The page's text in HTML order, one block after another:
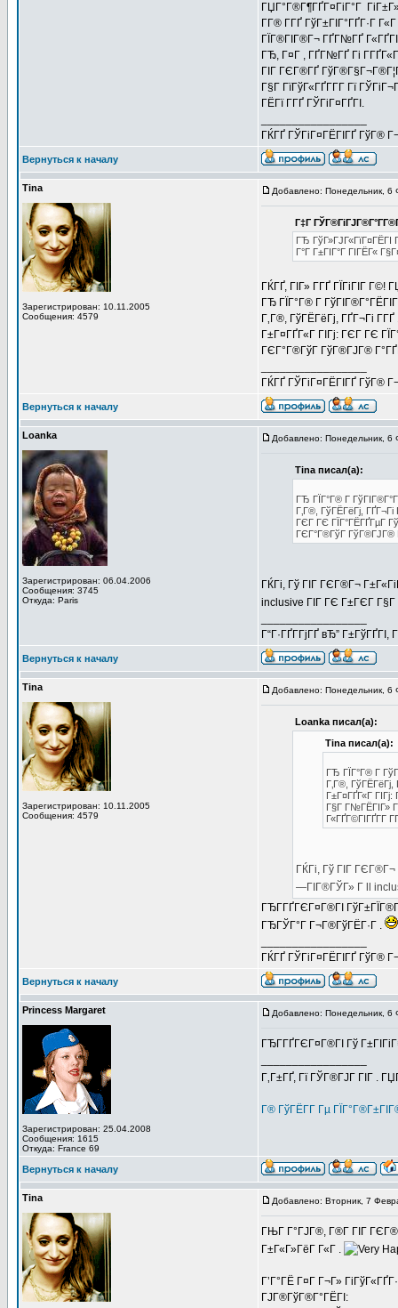
ГЏГ°Г®Г¶ГҐГ¤ГіГ°Г
Г­Г® Г­ГҐ ГўГ±ГІГ°ГҐГ·Г
ГЇГ®ГІГ®Г¬ ГҐГ№ГҐ
ГЂ, Г¤Г , ГҐГ№ГҐ Гі
ГІГ ГЄГ®ГҐ
Г§Г ГїГўГ«ГҐГ­Г­Г Гї
ГЁГї Г­ГҐ ГЎГіГ¤ГҐГІ.
ГЌГҐ ГЎГіГ¤ГЁГІГҐ ГўГ®
Вернуться к началу
Tina
Зарегистрирован: 10.11.2005
Сообщения: 4579
Добавлено: Понедельник, 6
Г‡Г
ГЂ ГўГ»ГЈГ«ГїГ¤ГЁГІ
Г°Г Г±ГІГ°Г ГІГЁГ«
ГЌГҐ, ГІГ» Г­ГҐ ГЇГіГІГ Г©!
ГЂ ГЇГ°Г® Г
Г‚Г®, ГўГЁГёГј, ГҐГ¬Гі
Г±Г¤ГҐГ«Г ГІГј: ГЄГ ГЄ
ГЄГ°Г®ГўГ ГўГ®ГЈГ®
ГЌГҐ ГЎГіГ¤ГЁГІГҐ ГўГ®
Вернуться к началу
Loanka
Зарегистрирован: 06.04.2006
Сообщения: 3745
Откуда: Paris
Добавлено: Понедельник, 6
Tina писал(а):
ГЂ ГЇГ°Г® Г
Г‚Г®, ГўГЁГёГј,
ГЄГ ГЄ ГЇГ°ГЁГҐГµГ
ГЄГ°Г®ГўГ ГўГ®ГЈГ®
ГЌГі, Гў ГІГ ГЄГ®Г¬
inclusive ГІГ ГЄ Г±ГЄГ Г§Г
Г“Г·ГҐГ­ГјГҐ вЂ”
Вернуться к началу
Tina
Зарегистрирован: 10.11.2005
Сообщения: 4579
Добавлено: Понедельник, 6
Loanka писал(а):
Tina писал(а):
ГЂ ГЇГ°Г® Г
Г‚Г®,
Г±Г¤ГҐГ«Г
Г§Г Г№ГЁГІГ»
Г«ГҐГ©ГІГҐГ­Г
ГЌГі, Гў ГІГ
—ГІГ®ГЎГ» Г ll
ГЂГ­ГҐГЄГ¤Г®ГІ
ГЂГЎГ°Г Г¬Г®ГўГЁГ·Г .
ГЌГҐ ГЎГіГ¤ГЁГІГҐ ГўГ®
Вернуться к началу
Princess Margaret
Зарегистрирован: 25.04.2008
Сообщения: 1615
Откуда: France 69
Добавлено: Понедельник, 6
ГЂГ­ГҐГЄГ¤Г®ГІ Гў
Г‚Г±ГҐ, Гї ГЎГ®ГЈГ ГІГ .
Г® ГўГЁГ­Г Гµ
Вернуться к началу
Tina Добавлено: Вторник, 7
ГЊГ Г°ГЈГ®, Г®Г­ ГІГ
Г±Г«Г»ГёГ Г«Г .
Г’Г°ГЁ Г¤Г Г¬Г»
ГЈГ®ГўГ®Г°ГЁГІ: